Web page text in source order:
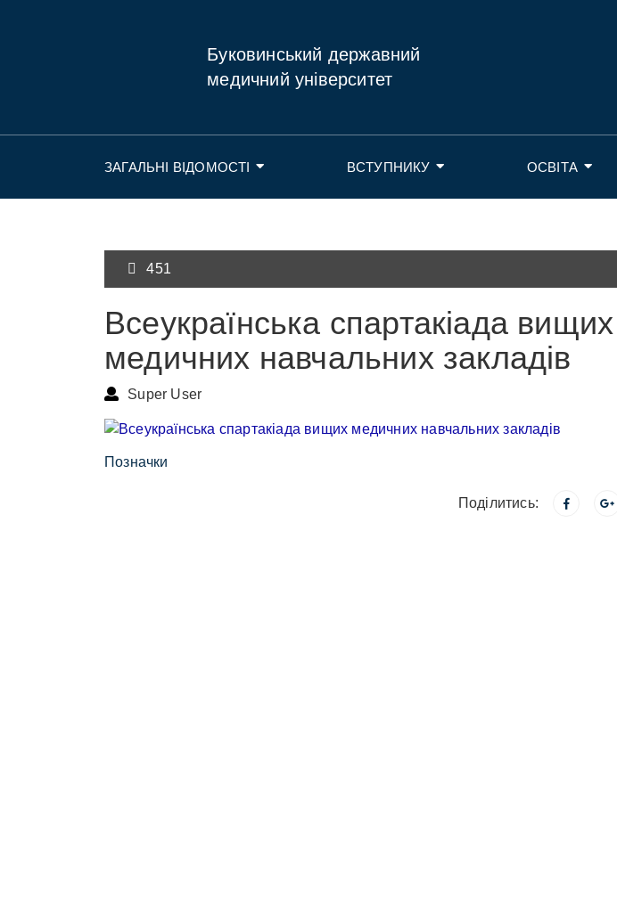
Буковинський державний
медичний університет
ЗАГАЛЬНІ ВІДОМОСТІ ВСТУПНИКУ ОСВІТА
451
Всеукраїнська спартакіада вищих
медичних навчальних закладів
Super User
Позначки
Поділитись: